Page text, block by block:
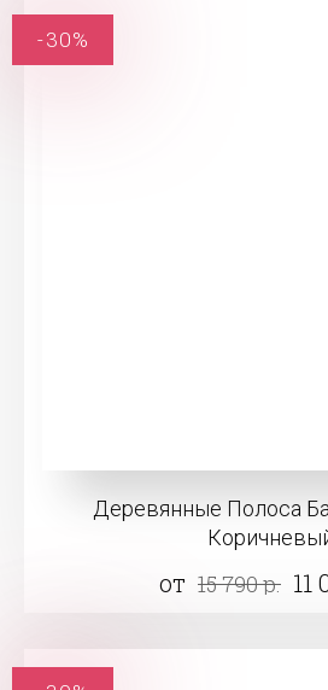
Деревянные Полоса
от 15 790 р. 11
-30%